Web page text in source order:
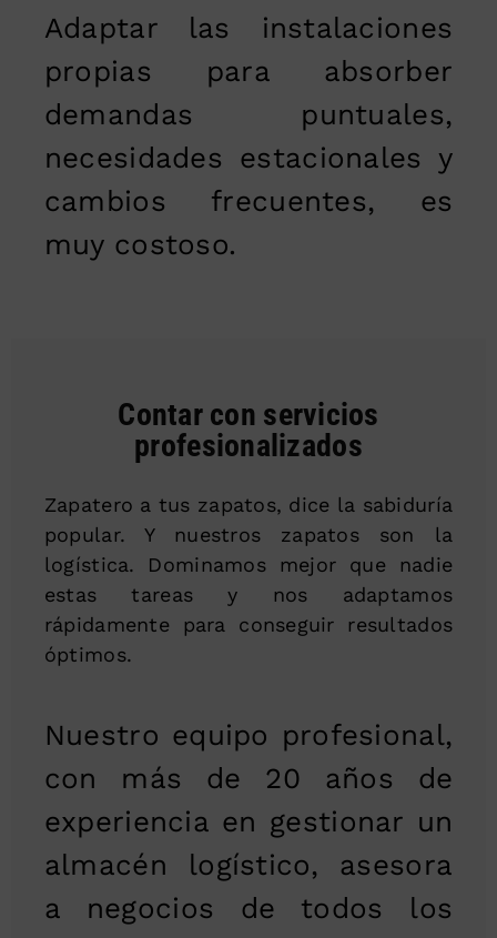
Adaptar las instalaciones
propias para absorber
demandas puntuales,
necesidades estacionales y
cambios frecuentes, es
muy costoso.
Contar con servicios
profesionalizados
Zapatero a tus zapatos, dice la sabiduría
popular. Y nuestros zapatos son la
logística. Dominamos mejor que nadie
estas tareas y nos adaptamos
rápidamente para conseguir resultados
óptimos.
Nuestro equipo profesional,
con más de 20 años de
experiencia en gestionar un
almacén logístico, asesora
a negocios de todos los